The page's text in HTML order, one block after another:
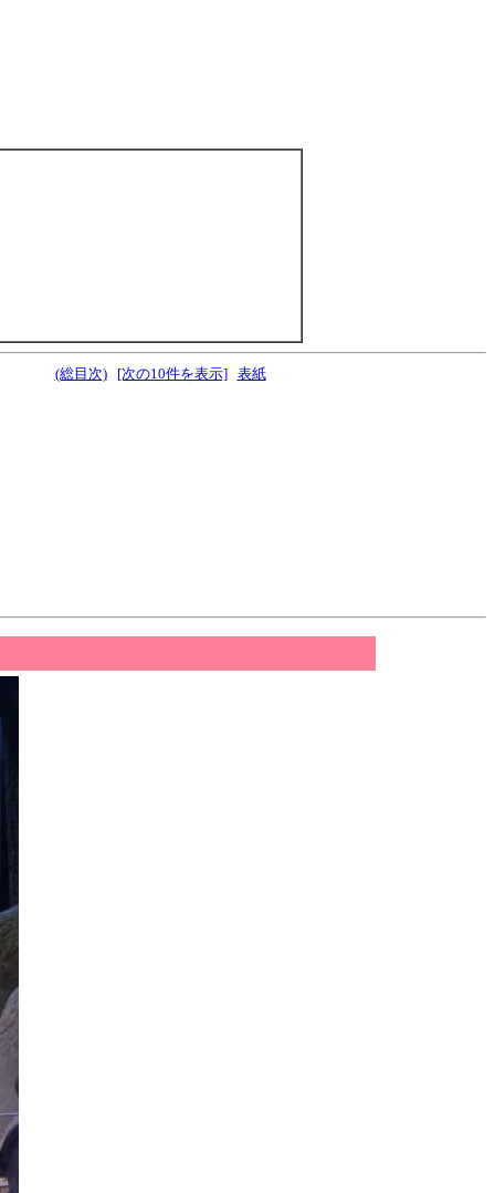
(総目次) [次の10件を表示] 表紙